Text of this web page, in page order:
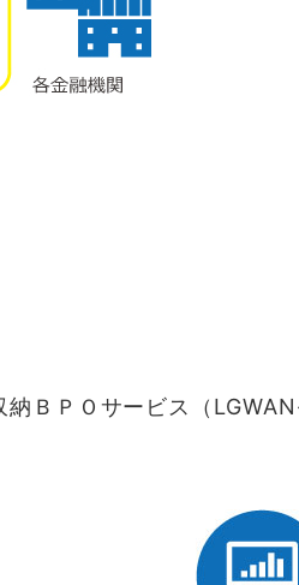
ＢＰＯサービス（